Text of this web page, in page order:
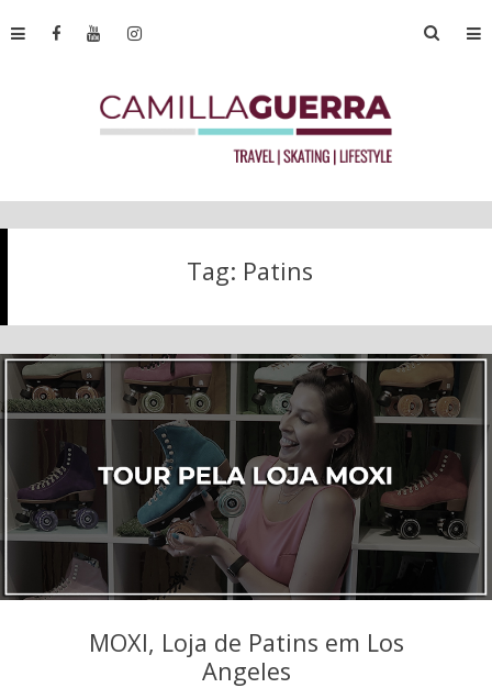
Tag: Patins
MOXI, Loja de Patins em Los
Angeles